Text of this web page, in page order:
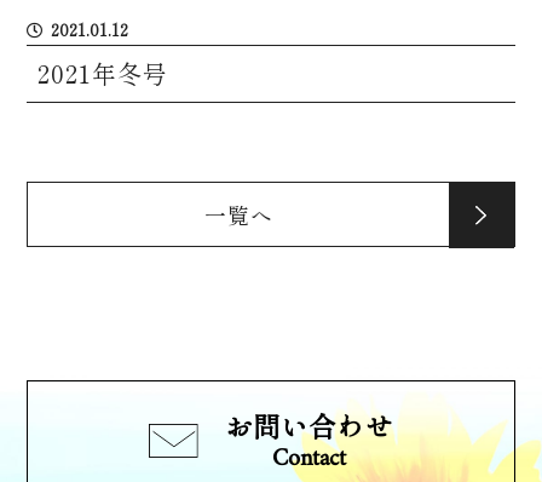
2021.01.12
2021年冬号
一覧へ
お問い合わせ
Contact